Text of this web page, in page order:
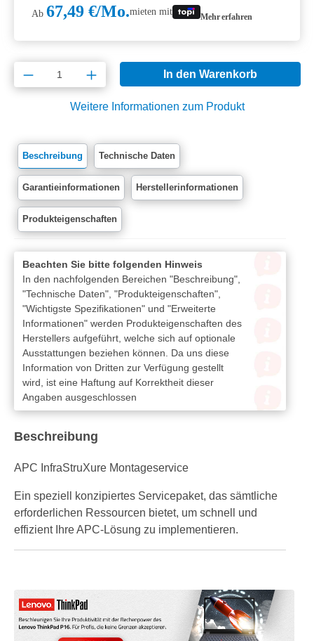
Ab 67,49 €/Mo.mieten mit Mehr erfahren
Produkt Anzahl: Gib den gewünschten
In den Warenkorb
Weitere Informationen zum Produkt
Beschreibung Technische Daten
Garantieinformationen Herstellerinformationen
Produkteigenschaften
Beachten Sie bitte folgenden Hinweis
In den nachfolgenden Bereichen "Beschreibung",
"Technische Daten", "Produkteigenschaften",
"Wichtigste Spezifikationen" und "Erweiterte
Informationen" werden Produkteigenschaften des
Herstellers aufgeführt, welche sich auf optionale
Ausstattungen beziehen können. Da uns diese
Information von Dritten zur Verfügung gestellt
wird, ist eine Haftung auf Korrektheit dieser
Angaben ausgeschlossen
Beschreibung
APC InfraStruXure Montageservice
Ein speziell konzipiertes Servicepaket, das sämtliche
erforderlichen Ressourcen bietet, um schnell und
effizient Ihre APC-Lösung zu implementieren.